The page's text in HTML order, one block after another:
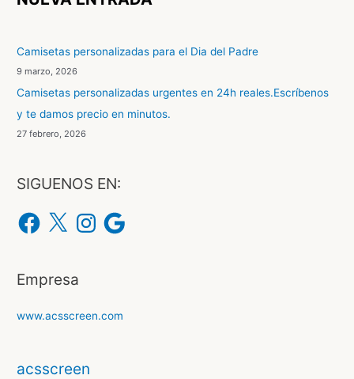
p
o
r
:
Camisetas personalizadas para el Dia del Padre
9 marzo, 2026
Camisetas personalizadas urgentes en 24h reales.Escríbenos
y te damos precio en minutos.
27 febrero, 2026
SIGUENOS EN:
F
a
c
o
k
X
n
s
r
a
G
o
o
Empresa
www.acsscreen.com
acsscreen